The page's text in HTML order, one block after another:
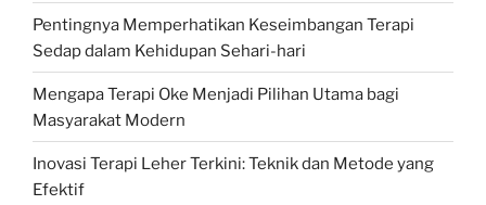
Pentingnya Memperhatikan Keseimbangan Terapi
Sedap dalam Kehidupan Sehari-hari
Mengapa Terapi Oke Menjadi Pilihan Utama bagi
Masyarakat Modern
Inovasi Terapi Leher Terkini: Teknik dan Metode yang
Efektif